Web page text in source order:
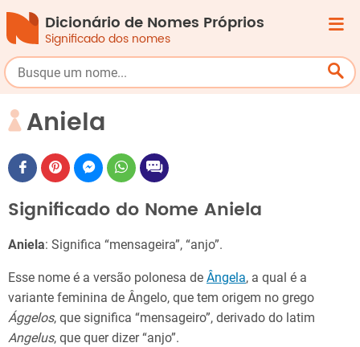
Dicionário de Nomes Próprios
Significado dos nomes
Aniela
Significado do Nome Aniela
Aniela: Significa “mensageira”, “anjo”.
Esse nome é a versão polonesa de Ângela, a qual é a
variante feminina de Ângelo, que tem origem no grego
Ággelos, que significa “mensageiro”, derivado do latim
Angelus, que quer dizer “anjo”.